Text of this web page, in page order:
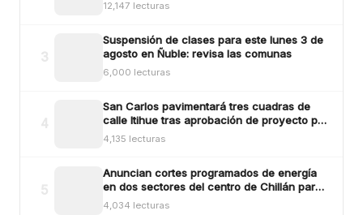
12,147 lecturas
Suspensión de clases para este lunes 3 de
agosto en Ñuble: revisa las comunas
6,000 lecturas
San Carlos pavimentará tres cuadras de
calle Itihue tras aprobación de proyecto por
más de $554 millones
4,135 lecturas
Anuncian cortes programados de energía
en dos sectores del centro de Chillán para
este viernes
4,034 lecturas